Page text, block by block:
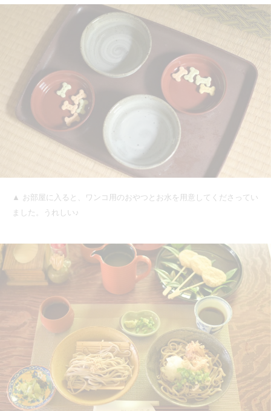
▲ お部屋に入ると、ワンコ用のおやつとお水を用意してくださってい
ました。うれしい♪